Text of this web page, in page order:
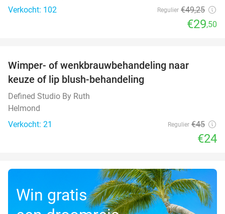
Verkocht: 102
Regulier €49,25
€29,50
Wimper- of wenkbrauwbehandeling naar
keuze of lip blush-behandeling
Defined Studio By Ruth
Helmond
Verkocht: 21
Regulier €45
€24
Win gratis